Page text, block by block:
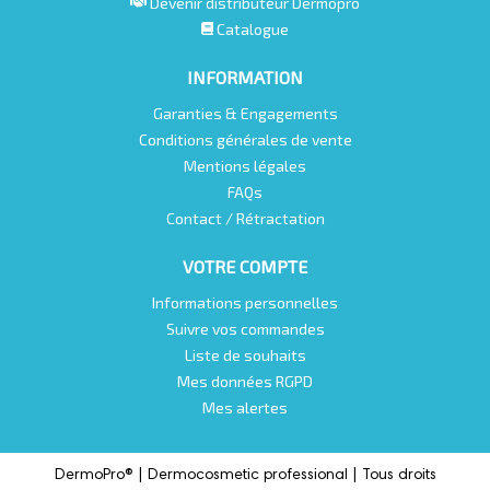
EXTRAITS DE GINSENG ET DE CAMOMILLE
cutané en améliorant l’élasticité. Régénère les cellules et
équilibre cutané.
Catalogue
INFORMATION
Garanties & Engagements
Conditions générales de vente
Mentions légales
FAQs
Contact / Rétractation
VOTRE COMPTE
Informations personnelles
Suivre vos commandes
Liste de souhaits
Mes données RGPD
Mes alertes
DermoPro® | Dermocosmetic professional | Tous droits